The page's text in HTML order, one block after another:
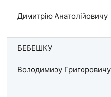
Димитрію Анатолійовичу
БЕБЕШКУ
Володимиру Григоровичу